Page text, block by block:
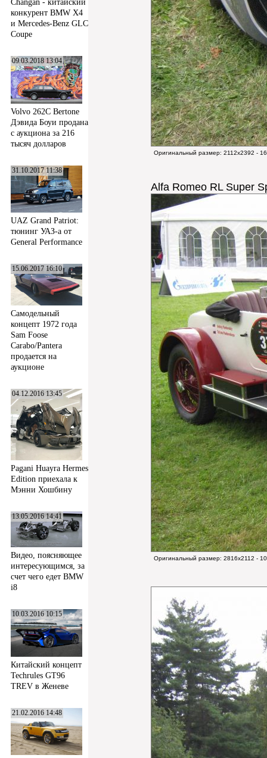
Changan - китайский
конкурент BMW X4
и Mercedes-Benz GLC
Coupe
09.03.2018 13:04
Volvo 262C Bertone
Дэвида Боуи продана
с аукциона за 216
тысяч долларов
31.10.2017 11:38
UAZ Grand Patriot:
тюнинг УАЗ-а от
General Performance
15.06.2017 16:10
Самодельный
концепт 1972 года
Sam Foose
Carabo/Pantera
продается на
аукционе
04.12.2016 13:45
Pagani Huayra Hermes
Edition приехала к
Мэнни Хошбину
13.05.2016 14:41
Видео, поясняющее
интересующимся, за
счет чего едет BMW
i8
10.03.2016 10:15
Китайский концепт
Techrules GT96
TREV в Женеве
21.02.2016 14:48
Оригинальный размер: 2112x2392 -
Alfa Romeo RL Super
Оригинальный размер: 2816x2112 -